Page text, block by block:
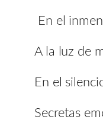
En el
A la luz de
En el
Secretas